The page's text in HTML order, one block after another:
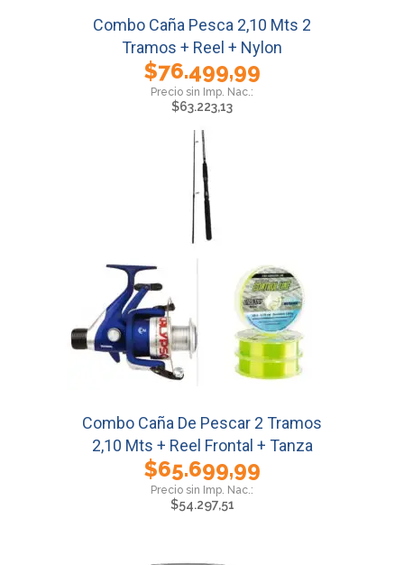
Combo Caña Pesca 2,10 Mts 2
Tramos + Reel + Nylon
$76.499,99
$63.223,13
Combo Caña De Pescar 2 Tramos
2,10 Mts + Reel Frontal + Tanza
$65.699,99
$54.297,51